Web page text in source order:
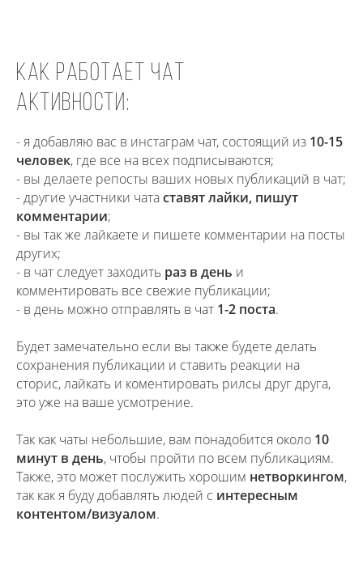
как работает чат
активности:
- я добавляю вас в инстаграм чат, состоящий из 10-15
человек, где все на всех подписываются;
- вы делаете репосты ваших новых публикаций в чат;
- другие участники чатаставят лайки, пишут
комментарии;
- вы так же лайкаете и пишете комментарии на посты
других;
- в чат следует заходить раз в день и
комментировать все свежие публикации;
- в день можно отправлять в чат 1-2 поста.
Будет замечательно если вы также будете делать
сохранения публикации и ставить реакции на
сторис, лайкать и коментировать рилсы друг друга,
это уже на ваше усмотрение.
Так как чаты небольшие, вам понадобится около 10
минут в день, чтобы пройти по всем публикациям.
Также, это может послужить хорошим нетворкингом,
так как я буду добавлять людей с интересным
контентом/визуалом.